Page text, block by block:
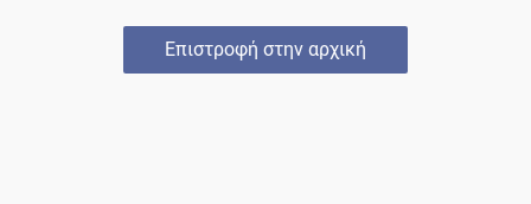
Επιστροφή στην αρχική